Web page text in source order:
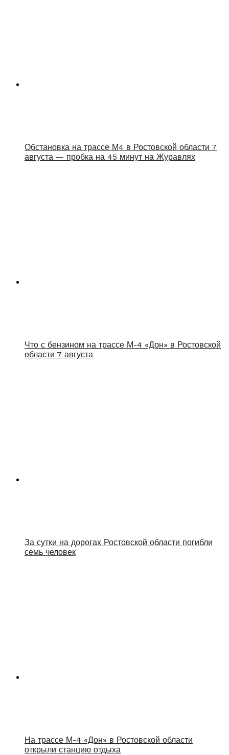
Обстановка на трассе М4 в Ростовской области 7
августа — пробка на 45 минут на Журавлях
Что с бензином на трассе М-4 «Дон» в Ростовской
области 7 августа
За сутки на дорогах Ростовской области погибли
семь человек
На трассе М-4 «Дон» в Ростовской области
открыли станцию отдыха